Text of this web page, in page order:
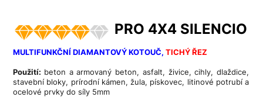
PRO 4X4 SILENCIO
MULTIFUNKČNÍ DIAMANTOVÝ KOTOUČ, TICHÝ ŘEZ
Použití: beton a armovaný beton, asfalt, živice, cihly, dlaždice,
stavební bloky, prírodní kámen, žula, pískovec, litinové potrubí a
ocelové prvky do síly 5mm